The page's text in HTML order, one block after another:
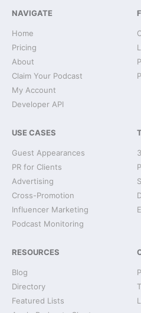
NAVIGATE
Home
Pricing
About
Claim Your Podcast
My Account
Developer API
USE CASES
Guest Appearances
PR for Clients
Advertising
Cross-Promotion
Influencer Marketing
Podcast Monitoring
RESOURCES
Blog
Directory
Featured Lists